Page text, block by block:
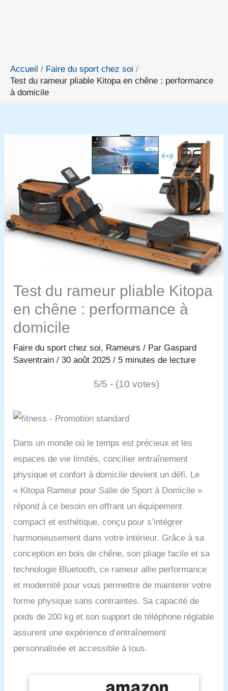
Accueil
Faire du sport chez soi
Test du rameur pliable Kitopa en chêne : performance
à domicile
Test du rameur pliable Kitopa
en chêne : performance à
domicile
Faire du sport chez soi, Rameurs / ParGaspard
Saventrain/30 août 2025/ 5 minutes de lecture
5/5 - (10 votes)
Dans un monde où le temps est précieux et les
espaces de vie limités, concilier entraînement
physique et confort à domicile devient un défi. Le
« Kitopa Rameur pour Salle de Sport à Domicile »
répond à ce besoin en offrant un équipement
compact et esthétique, conçu pour s’intégrer
harmonieusement dans votre intérieur. Grâce à sa
conception en bois de chêne, son pliage facile et sa
technologie Bluetooth, ce rameur allie performance
et modernité pour vous permettre de maintenir votre
forme physique sans contraintes. Sa capacité de
poids de 200 kg et son support de téléphone réglable
assurent une expérience d’entraînement
personnalisée et accessible à tous.